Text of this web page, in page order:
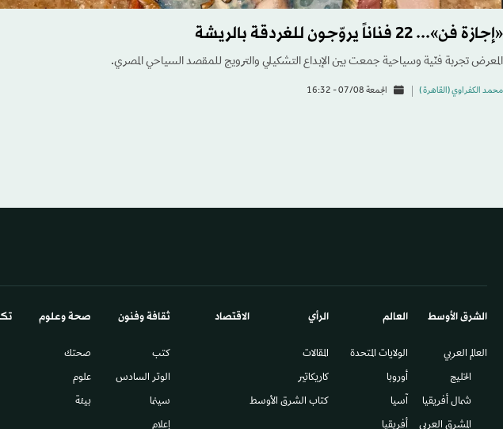
«إجازة فن»... 22 فناناً يروّجون للغردقة بالريشة
المعرض تجربة فنّية وسياحية جمعت بين الإبداع التشكيلي والترويج للمقصد السياحي المصري.
محمد الكفراوي (القاهرة ) الجمعة 07/08 - 16:32
الشرق الأوسط​
العالم العربي
الخليج
شمال أفريقيا
المشرق العربي
العالم
الولايات المتحدة
أوروبا
آسيا
أفريقيا
الرأي
المقالات
كاريكاتير
كتاب الشرق الأوسط
الاقتصاد ثقافة وفنون
كتب
الوتر السادس​
سينما
إعلام
صحة وعلوم
صحتك
علوم
بيئة